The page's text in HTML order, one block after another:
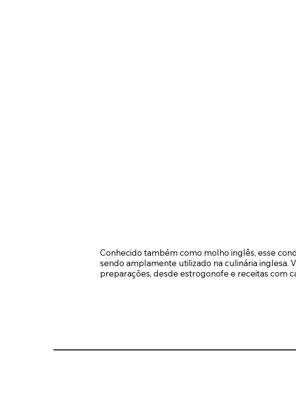
Conhecido também como molho inglês, esse
sendo amplamente utilizado na culinária inglesa.
preparações, desde estrogonofe e receitas com